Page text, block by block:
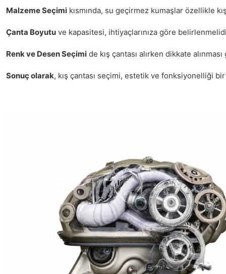
Malzeme Seçimi kısmında, su geçirmez kumaşlar özellikle
Çanta Boyutu ve kapasitesi, ihtiyaçlarınıza göre
Renk ve Desen Seçimi de kış çantası alırken dikkate
Sonuç olarak, kış çantası seçimi, estetik ve fonksiyonelliği